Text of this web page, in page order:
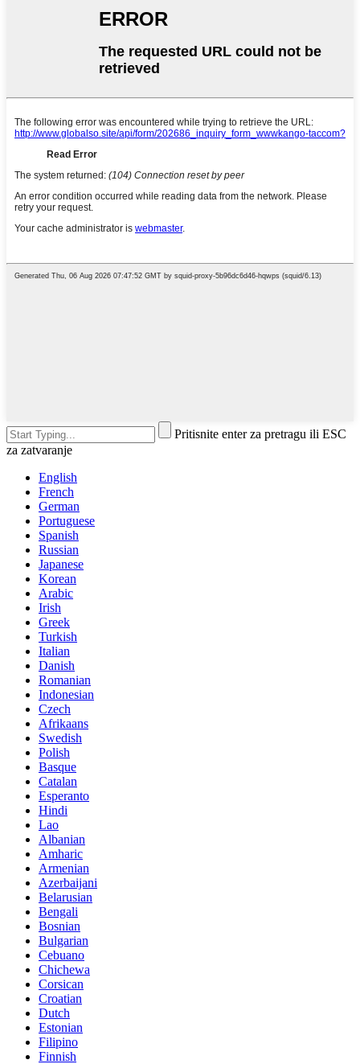
Pritisnite enter za pretragu ili ESC
za zatvaranje
English
French
German
Portuguese
Spanish
Russian
Japanese
Korean
Arabic
Irish
Greek
Turkish
Italian
Danish
Romanian
Indonesian
Czech
Afrikaans
Swedish
Polish
Basque
Catalan
Esperanto
Hindi
Lao
Albanian
Amharic
Armenian
Azerbaijani
Belarusian
Bengali
Bosnian
Bulgarian
Cebuano
Chichewa
Corsican
Croatian
Dutch
Estonian
Filipino
Finnish